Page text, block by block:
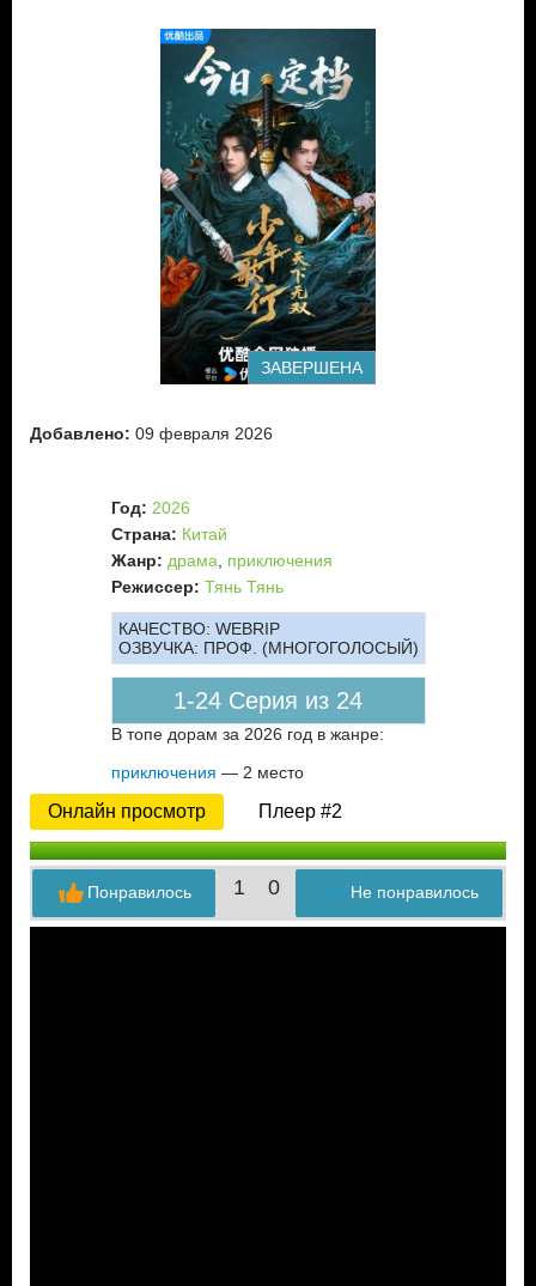
ЗАВЕРШЕНА
Добавлено: 09 февраля 2026
Год: 2026
Страна: Китай
Жанр: драма
приключения
Режиссер: Тянь Тянь
КАЧЕСТВО: WEBRIP
ОЗВУЧКА: ПРОФ. (МНОГОГОЛОСЫЙ)
1-24 Серия из 24
В топе дорам за 2026 год в жанре:
приключения — 2 место
Онлайн просмотр Плеер #2
1 0 Не понравилось
Понравилось